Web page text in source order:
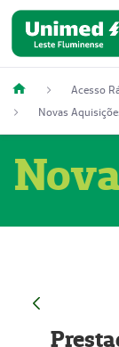
Acesso
Novas